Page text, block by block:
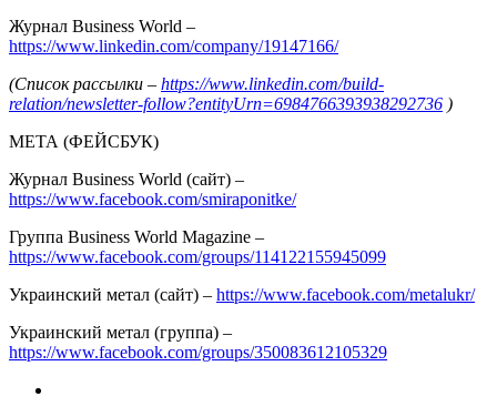
Журнал Business World –
https://www.linkedin.com/company/19147166/
(Список рассылки – https://www.linkedin.com/build-
relation/newsletter-follow?entityUrn=6984766393938292736 )
МЕТА (ФЕЙСБУК)
Журнал Business World (сайт) –
https://www.facebook.com/smiraponitke/
Группа Business World Magazine –
https://www.facebook.com/groups/114122155945099
Украинский метал (сайт) – https://www.facebook.com/metalukr/
Украинский метал (группа) –
https://www.facebook.com/groups/350083612105329